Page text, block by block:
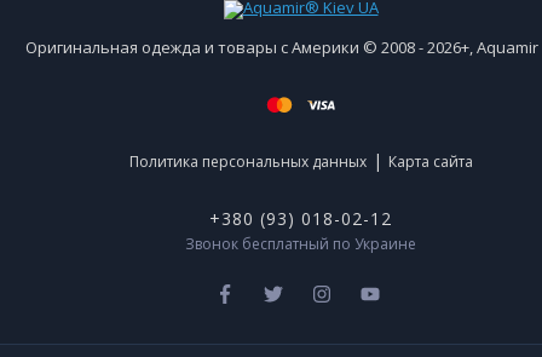
Оригинальная одежда и товары с Америки © 2008 - 2026+,
Политика персональных данных | Карта сайта
+380 (93) 018-02-12
Звонок бесплатный по Украине